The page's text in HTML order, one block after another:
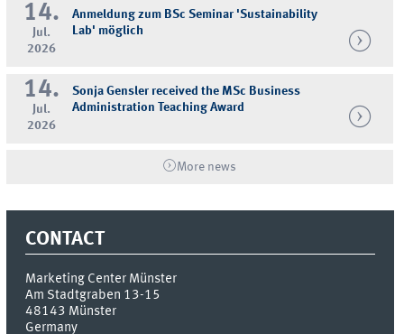
14.
Jul.
2026
Anmeldung zum BSc Seminar 'Sustainability
Lab' möglich
14.
Jul.
2026
Sonja Gensler received the MSc Business
Administration Teaching Award
More news
CONTACT
Marketing Center Münster
Am Stadtgraben 13-15
48143 Münster
Germany